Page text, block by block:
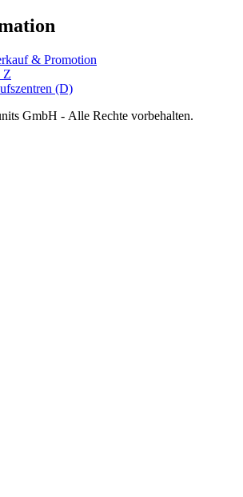
& Promotion
Z
(D)
GmbH - Alle Rechte vorbehalten.